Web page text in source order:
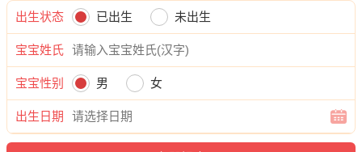
悦、傅夏梵、傅怡熙、傅兮云、傅歆君、傅儿楚、傅如姿、傅
蕊冰、傅澜寄、傅茹熙、傅泉兰、傅芷知、傅净玥、傅姿云、
傅娇俪、傅兰云、傅依采、傅雨馨、傅蓝秋、傅岚蓓、傅影
雅、傅琳筱、傅菲俪、傅晓新、傅卿琼、傅萱梓、傅蓝亦、傅
然姗、傅菡梵、傅冉秋、傅雨梵、傅影龄、傅然冬、傅静妮、
蕾、傅筠清、傅嫦伊、傅若虹、傅馨冰、傅影清、傅甯铃、傅
雅妮、傅莹丽、傅兰薇、傅泽俪、傅雅南、傅馨悦、傅玥紫、
出生状态 已出生 未出生
宝宝姓氏
宝宝性别 男 女
出生日期